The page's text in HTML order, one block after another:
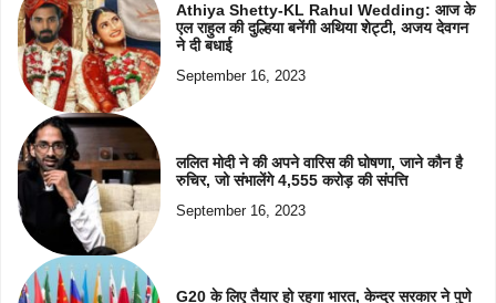
Athiya Shetty-KL Rahul Wedding: आज के
एल राहुल की दुल्हिया बनेंगी अथिया शेट्टी, अजय देवगन
ने दी बधाई
September 16, 2023
ललित मोदी ने की अपने वारिस की घोषणा, जाने कौन है
रुचिर, जो संभालेंगे 4,555 करोड़ की संपत्ति
September 16, 2023
G20 के लिए तैयार हो रहगा भारत, केन्द्र सरकार ने पुणे